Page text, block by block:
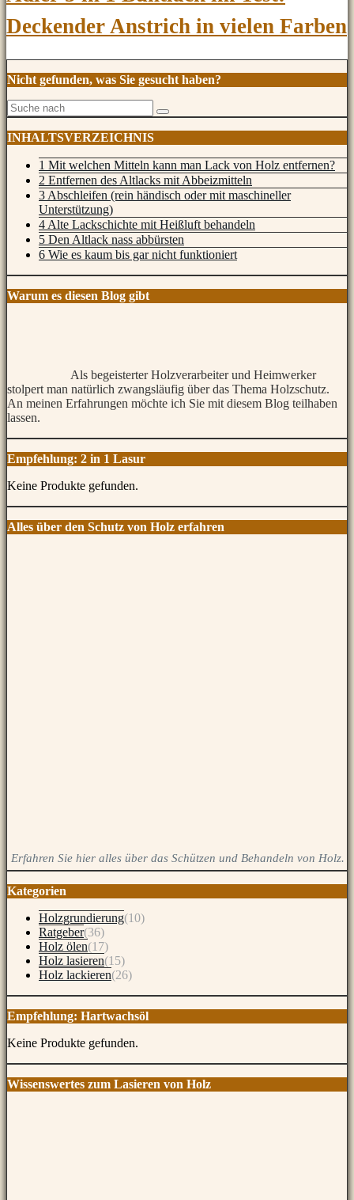
Deckender Anstrich in vielen Farben
Nicht gefunden, was Sie gesucht haben?
INHALTSVERZEICHNIS
1 Mit welchen Mitteln kann man Lack von Holz entfernen?
2 Entfernen des Altlacks mit Abbeizmitteln
3 Abschleifen (rein händisch oder mit maschineller
Unterstützung)
4 Alte Lackschichte mit Heißluft behandeln
5 Den Altlack nass abbürsten
6 Wie es kaum bis gar nicht funktioniert
Warum es diesen Blog gibt
Als begeisterter Holzverarbeiter und Heimwerker
stolpert man natürlich zwangsläufig über das Thema Holzschutz.
An meinen Erfahrungen möchte ich Sie mit diesem Blog teilhaben
lassen.
Empfehlung: 2 in 1 Lasur
Keine Produkte gefunden.
Alles über den Schutz von Holz erfahren
Erfahren Sie hier alles über das Schützen und Behandeln von Holz.
Kategorien
Holzgrundierung(10)
Ratgeber(36)
Holz ölen(17)
Holz lasieren(15)
Holz lackieren(26)
Empfehlung: Hartwachsöl
Keine Produkte gefunden.
Wissenswertes zum Lasieren von Holz